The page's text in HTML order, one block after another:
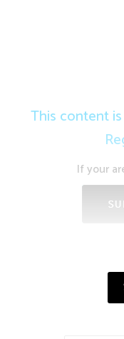
This content
If your